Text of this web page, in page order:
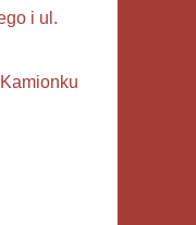
i ul.